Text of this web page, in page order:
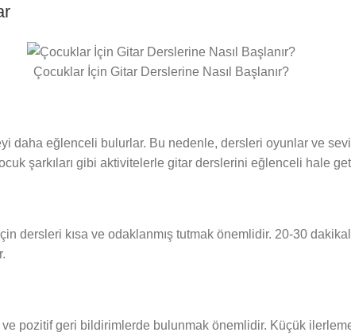
Çocuklar İçin Gitar Derslerine Nasıl Başlanır?
daha eğlenceli bulurlar. Bu nedenle, dersleri oyunlar ve
şarkıları gibi aktivitelerle gitar derslerini eğlenceli hale
dersleri kısa ve odaklanmış tutmak önemlidir. 20-30
ve pozitif geri bildirimlerde bulunmak önemlidir. Küçük